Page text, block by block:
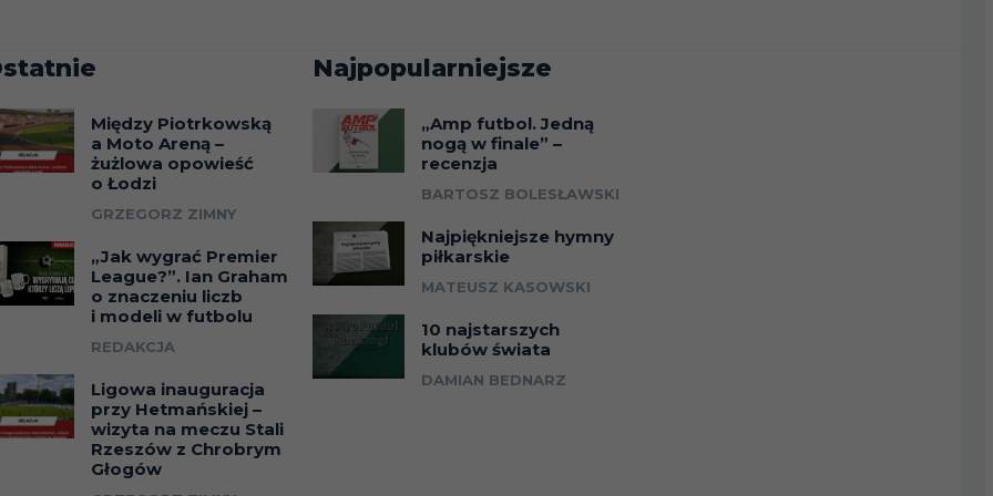
Między Piotrkowską
a Moto Areną –
żużlowa opowieść
o Łodzi
GRZEGORZ ZIMNY
„Jak wygrać Premier
League?”. Ian Graham
o znaczeniu liczb
i modeli w futbolu
REDAKCJA
Ligowa inauguracja
przy Hetmańskiej –
wizyta na meczu Stali
Rzeszów z Chrobrym
Głogów
Najpopularniejsze
„Amp futbol. Jedną
nogą w finale” –
recenzja
BARTOSZ BOLESŁAWSKI
Najpiękniejsze hymny
piłkarskie
MATEUSZ KASOWSKI
10 najstarszych
klubów świata
DAMIAN BEDNARZ